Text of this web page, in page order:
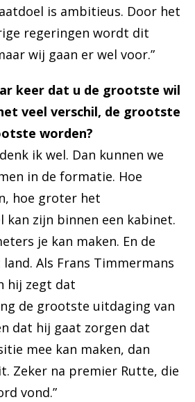
is ambitieus. Door het
regeringen wordt dit
wij gaan er wel voor.”
keer dat u de grootste wil
veel verschil, de grootste
worden?
ik wel. Dan kunnen we
in de formatie. Hoe
hoe groter het
kan zijn binnen een kabinet.
je kan maken. En de
Als Frans Timmermans
hij zegt dat
de grootste uitdaging van
dat hij gaat zorgen dat
mee kan maken, dan
Zeker na premier Rutte, die
vond.”